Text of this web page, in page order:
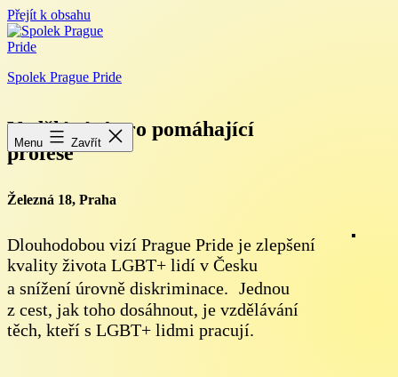
Přejít k obsahu
Spolek Prague Pride
Menu Zavřít
Vzdělávání pro pomáhající
profese
Železná 18, Praha
Dlouhodobou vizí Prague Pride je zlepšení
kvality života LGBT+ lidí v Česku
a snížení úrovně diskriminace. Jednou
z cest, jak toho dosáhnout, je vzdělávání
těch, kteří s LGBT+ lidmi pracují.